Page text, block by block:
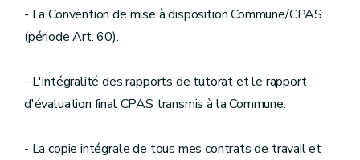
- La Convention de mise à disposition Commune/CPAS
(période Art. 60).
- L'intégralité des rapports de tutorat et le rapport
d'évaluation final CPAS transmis à la Commune.
- La copie intégrale de tous mes contrats de travail et